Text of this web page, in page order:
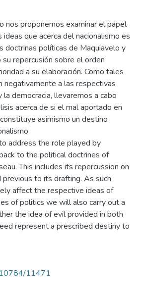
nos proponemos examinar el papel
que acerca del nacionalismo es
doctrinas políticas de Maquiavelo y
su repercusión sobre el orden
a su elaboración. Como tales
negativamente a las respectivas
democracia, llevaremos a cabo
acerca de si el mal aportado en
asimismo un destino
address the role played by
to the political doctrines of
This includes its repercussion on
to its drafting. As such
affect the respective ideas of
of politics we will also carry out a
the idea of evil provided in both
represent a prescribed destiny to
11471